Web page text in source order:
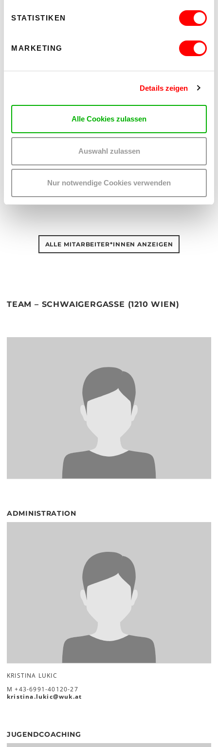
STATISTIKEN
MARKETING
Details zeigen
Alle Cookies zulassen
Auswahl zulassen
Nur notwendige Cookies verwenden
JUGENDCOACHING
SASKIA HNOJSKY
M+43-6991-40120-53
ALLE MITARBEITER*INNEN ANZEIGEN
TEAM – SCHWAIGERGASSE (1210 WIEN)
ADMINISTRATION
KRISTINA LUKIC
M+43-6991-40120-27
kristina.lukic@wuk.at
JUGENDCOACHING